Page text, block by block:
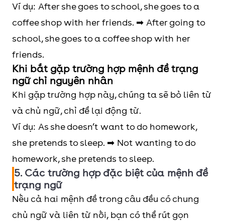
Ví dụ: After she goes to school, she goes to a
coffee shop with her friends. ➡ After going to
school, she goes to a coffee shop with her
friends.
Khi bắt gặp trường hợp mệnh đề trạng
ngữ chỉ nguyên nhân
Khi gặp trường hợp này, chúng ta sẽ bỏ liên từ
và chủ ngữ, chỉ để lại động từ.
Ví dụ: As she doesn’t want to do homework,
she pretends to sleep. ➡ Not wanting to do
homework, she pretends to sleep.
5. Các trường hợp đặc biệt của mệnh đề
trạng ngữ
Nếu cả hai mệnh đề trong câu đều có chung
chủ ngữ và liên từ nối, bạn có thể rút gọn